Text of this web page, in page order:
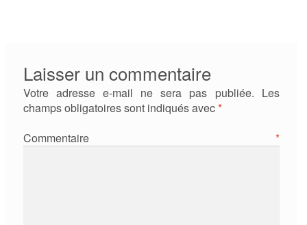
Laisser un commentaire
Votre adresse e-mail ne sera pas publiée. Les
champs obligatoires sont indiqués avec*
Commentaire *